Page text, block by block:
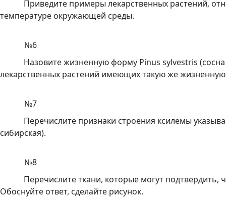
Приведите примеры лекарственных растений,
температуре окружающей среды.
№6
Назовите жизненную форму Pinus sylvestris
лекарственных растений имеющих такую же
№7
Перечислите признаки строения ксилемы
сибирская).
№8
Перечислите ткани, которые могут подтвердить,
Обоснуйте ответ, сделайте рисунок.